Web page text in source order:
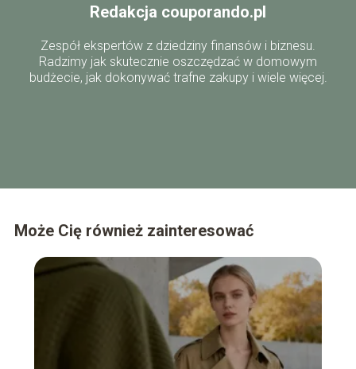
Redakcja couporando.pl
Zespół ekspertów z dziedziny finansów i biznesu.
Radzimy jak skutecznie oszczędzać w domowym
budżecie, jak dokonywać trafne zakupy i wiele więcej.
Może Cię również zainteresować